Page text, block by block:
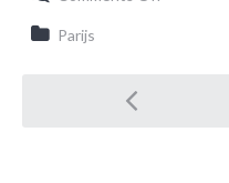
Parijs
Post